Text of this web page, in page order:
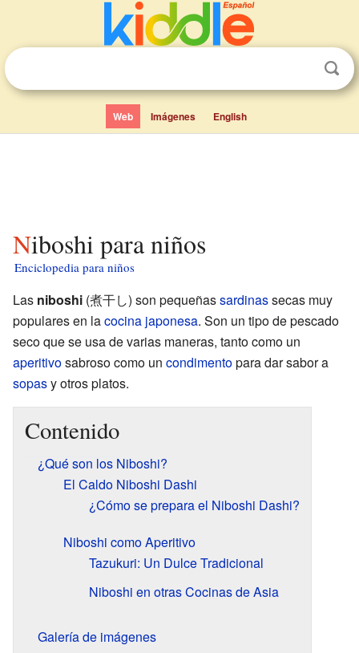
Web Imágenes English
Niboshi para niños
Enciclopedia para niños
Las niboshi (煮干し) son pequeñassardinassecas muy
populares en lacocina japonesa. Son un tipo de pescado
seco que se usa de varias maneras, tanto como un
aperitivosabroso como un condimentopara dar sabor a
sopasy otros platos.
Contenido
¿Qué son los Niboshi?
El Caldo Niboshi Dashi
¿Cómo se prepara el Niboshi Dashi?
Niboshi como Aperitivo
Tazukuri: Un Dulce Tradicional
Niboshi en otras Cocinas de Asia
Galería de imágenes